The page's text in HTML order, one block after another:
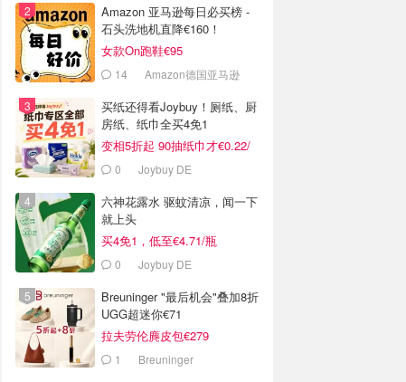
Amazon 亚马逊每日必买榜 -
石头洗地机直降€160！
女款On跑鞋€95
14 Amazon德国亚马逊
买纸还得看Joybuy！厕纸、厨
房纸、纸巾全买4免1
变相5折起 90抽纸巾才€0.22/
包 0 Joybuy DE
六神花露水 驱蚊清凉，闻一下
就上头
买4免1，低至€4.71/瓶
0 Joybuy DE
Breuninger "最后机会"叠加8折
UGG超迷你€71
拉夫劳伦麂皮包€279
1 Breuninger